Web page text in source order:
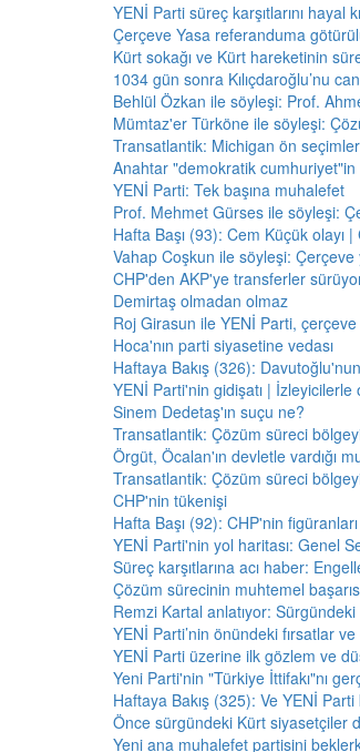
YENİ Parti süreç karşıtlarını hayal
Çerçeve Yasa referanduma
Kürt sokağı ve Kürt hareketinin
1034 gün sonra Kılıçdaroğlu’nu
Behlül Özkan ile söyleşi: Prof.
Mümtaz'er Türköne ile söyleşi:
Transatlantik: Michigan ön
Anahtar "demokratik cumhuriyet"in
YENİ Parti: Tek başına muhalefet
Prof. Mehmet Gürses ile söyleşi:
Hafta Başı (93): Cem Küçük
Vahap Coşkun ile söyleşi:
CHP'den AKP'ye transferler
Demirtaş olmadan olmaz
Roj Girasun ile YENİ Parti,
Hoca'nın parti siyasetine vedası
Haftaya Bakış (326):
YENİ Parti'nin gidişatı | İzleyicilerle
Sinem Dedetaş'ın suçu ne?
Transatlantik: Çözüm süreci
Örgüt, Öcalan'ın devletle vardığı
Transatlantik: Çözüm süreci
CHP'nin tükenişi
Hafta Başı (92): CHP'nin
YENİ Parti'nin yol haritası: Genel
Süreç karşıtlarına acı haber:
Çözüm sürecinin muhtemel
Remzi Kartal anlatıyor:
YENİ Parti’nin önündeki fırsatlar
YENİ Parti üzerine ilk gözlem ve
Yeni Parti'nin "Türkiye İttifakı"nı
Haftaya Bakış (325): Ve YENİ
Önce sürgündeki Kürt siyasetçiler
Yeni ana muhalefet partisini